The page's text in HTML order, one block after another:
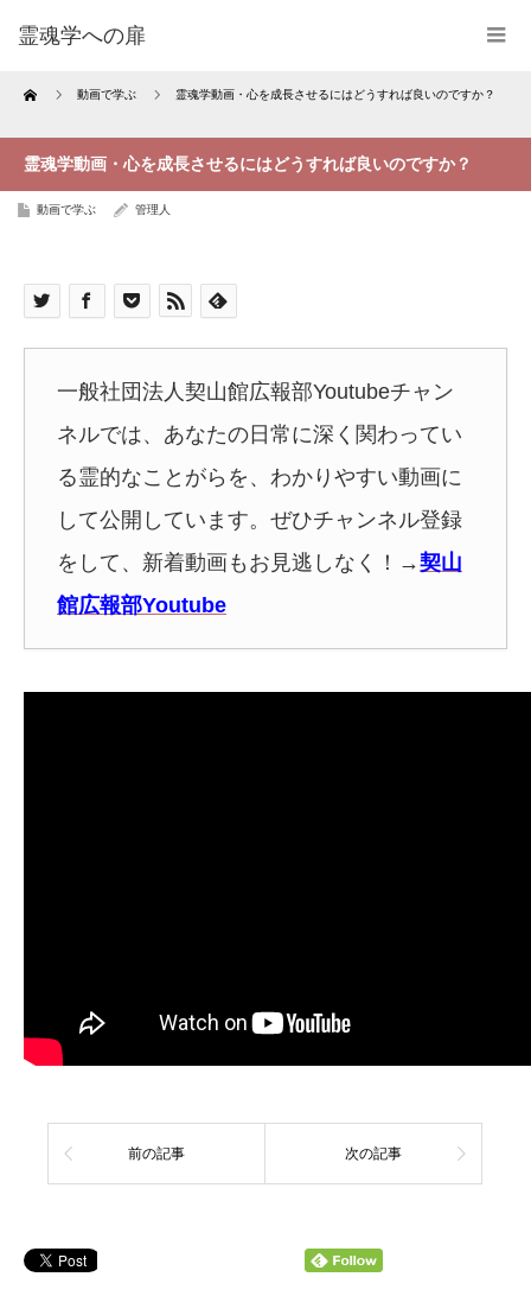
霊魂学への扉
Home 動画で学ぶ 霊魂学動画・心を成長させるにはどうすれば良いのですか？
霊魂学動画・心を成長させるにはどうすれば良いのですか？
動画で学ぶ 管理人
一般社団法人契山館広報部Youtubeチャン
ネルでは、あなたの日常に深く関わってい
る霊的なことがらを、わかりやすい動画に
して公開しています。ぜひチャンネル登録
をして、新着動画もお見逃しなく！ →契山
館広報部Youtube
前の記事 次の記事